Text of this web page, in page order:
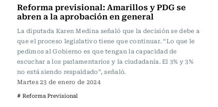
Reforma previsional: Amarillos y PDG se
abren a la aprobación en general
La diputada Karen Medina señaló que la decisión se debe a
que el proceso legislativo tiene que continuar. “Lo que le
pedimos al Gobierno es que tengan la capacidad de
escuchar a los parlamentarios y la ciudadanía. El 3% y 3%
no está siendo respaldado”, señaló.
Martes 23 de enero de 2024
# Reforma Previsional